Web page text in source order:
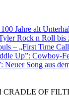
Jahre alt
Rock n Roll bis
– „First Time
Up”: Cowboy-
Neuer Song aus
OF